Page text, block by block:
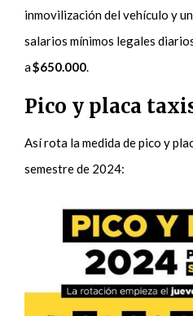
inmovilización del vehículo y
salarios mínimos legales
a$650.000.
Pico y placa
Así rota la medida de pico y
semestre de 2024: